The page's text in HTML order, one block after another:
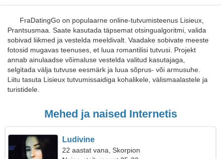
FraDatingGo on populaarne online-tutvumisteenus Lisieux,
Prantsusmaa. Saate kasutada täpsemat otsingualgoritmi, valida
sobivad liikmed ja vestelda meeldivalt. Vaadake sobivate meeste
fotosid mugavas teenuses, et luua romantilisi tutvusi. Projekt
annab ainulaadse võimaluse vestelda valitud kasutajaga,
selgitada välja tutvuse eesmärk ja luua sõprus- või armusuhe.
Liitu tasuta Lisieux tutvumissaidiga kohalikele, välismaalastele ja
turistidele.
Mehed ja naised Internetis
Ludivine
22 aastat vana, Skorpion